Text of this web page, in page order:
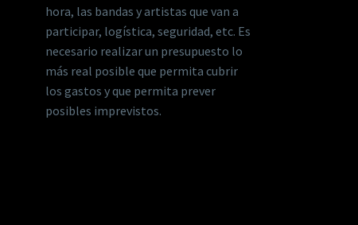
hora, las bandas y artistas que van a
participar, logística, seguridad, etc. Es
necesario realizar un presupuesto lo
más real posible que permita cubrir
los gastos y que permita prever
posibles imprevistos.